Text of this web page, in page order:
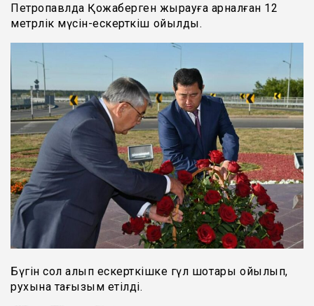
Петропавлда Қожаберген жырауға арналған 12
метрлік мүсін-ескерткіш қойылды.
Бүгін сол алып ескерткішке гүл шоқтары қойылып,
рухына тағызым етілді.